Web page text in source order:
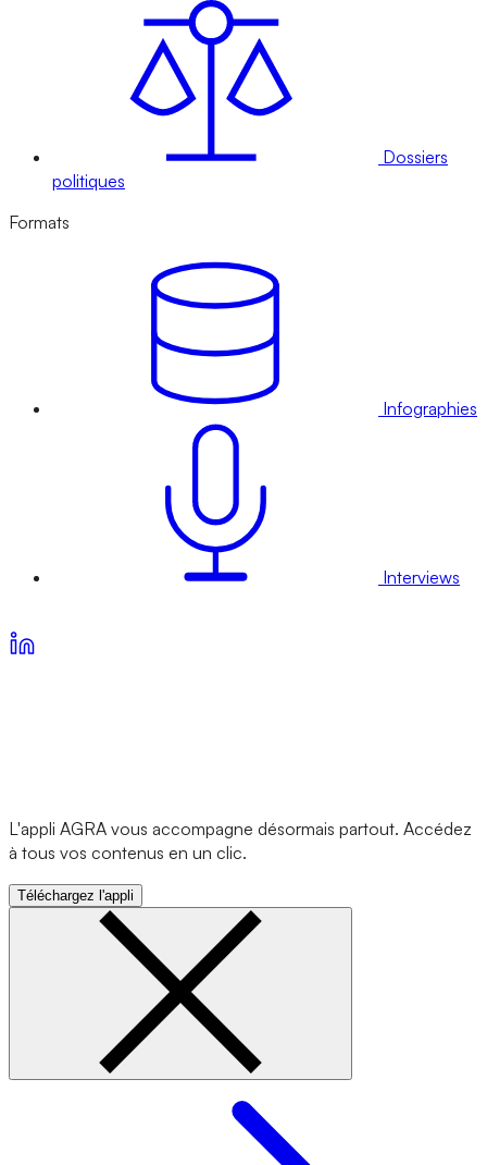
Dossiers
politiques
Formats
Infographies
Interviews
L'appli AGRA vous accompagne désormais partout. Accédez
à tous vos contenus en un clic.
Téléchargez l'appli